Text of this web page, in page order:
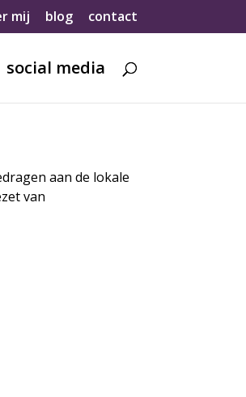
mij blog contact
social media
aan de lokale
van